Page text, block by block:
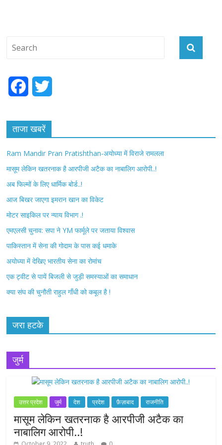
c
b
o
o
t
e
r
ताजा खबरें
Ram Mandir Pran Pratishthan-अयोध्या में विराजे रामलला
मासूम लेकिन खतरनाक है आरपीजी अटैक का नाबालिग आरोपी..!
अब फिल्मों के लिए धार्मिक बोर्ड..!
आज बिखर जाएगा इमरान खान का विकेट
मोटर साइकिल पर न्याय विभाग .!
एमएलसी चुनाव: सपा ने YM फार्मूले पर जताया विश्वास
पाकिस्तान में सेना की गोदाम के पास कई धमाके
अयोध्या में देखिए भारतीय सेना का रोमांच
एक ट्वीट से पायें बिजली से जुड़ी समस्याओं का समाधान
क्या संघ की चुनौती राहुल गाँधी को कबूल है !
जरा हटके
जुर्म
उत्तर प्रदेश जुर्म देश प्रदेश फ़ैज़ाबाद राजनीति
मासूम लेकिन खतरनाक है आरपीजी अटैक का
नाबालिग आरोपी..!